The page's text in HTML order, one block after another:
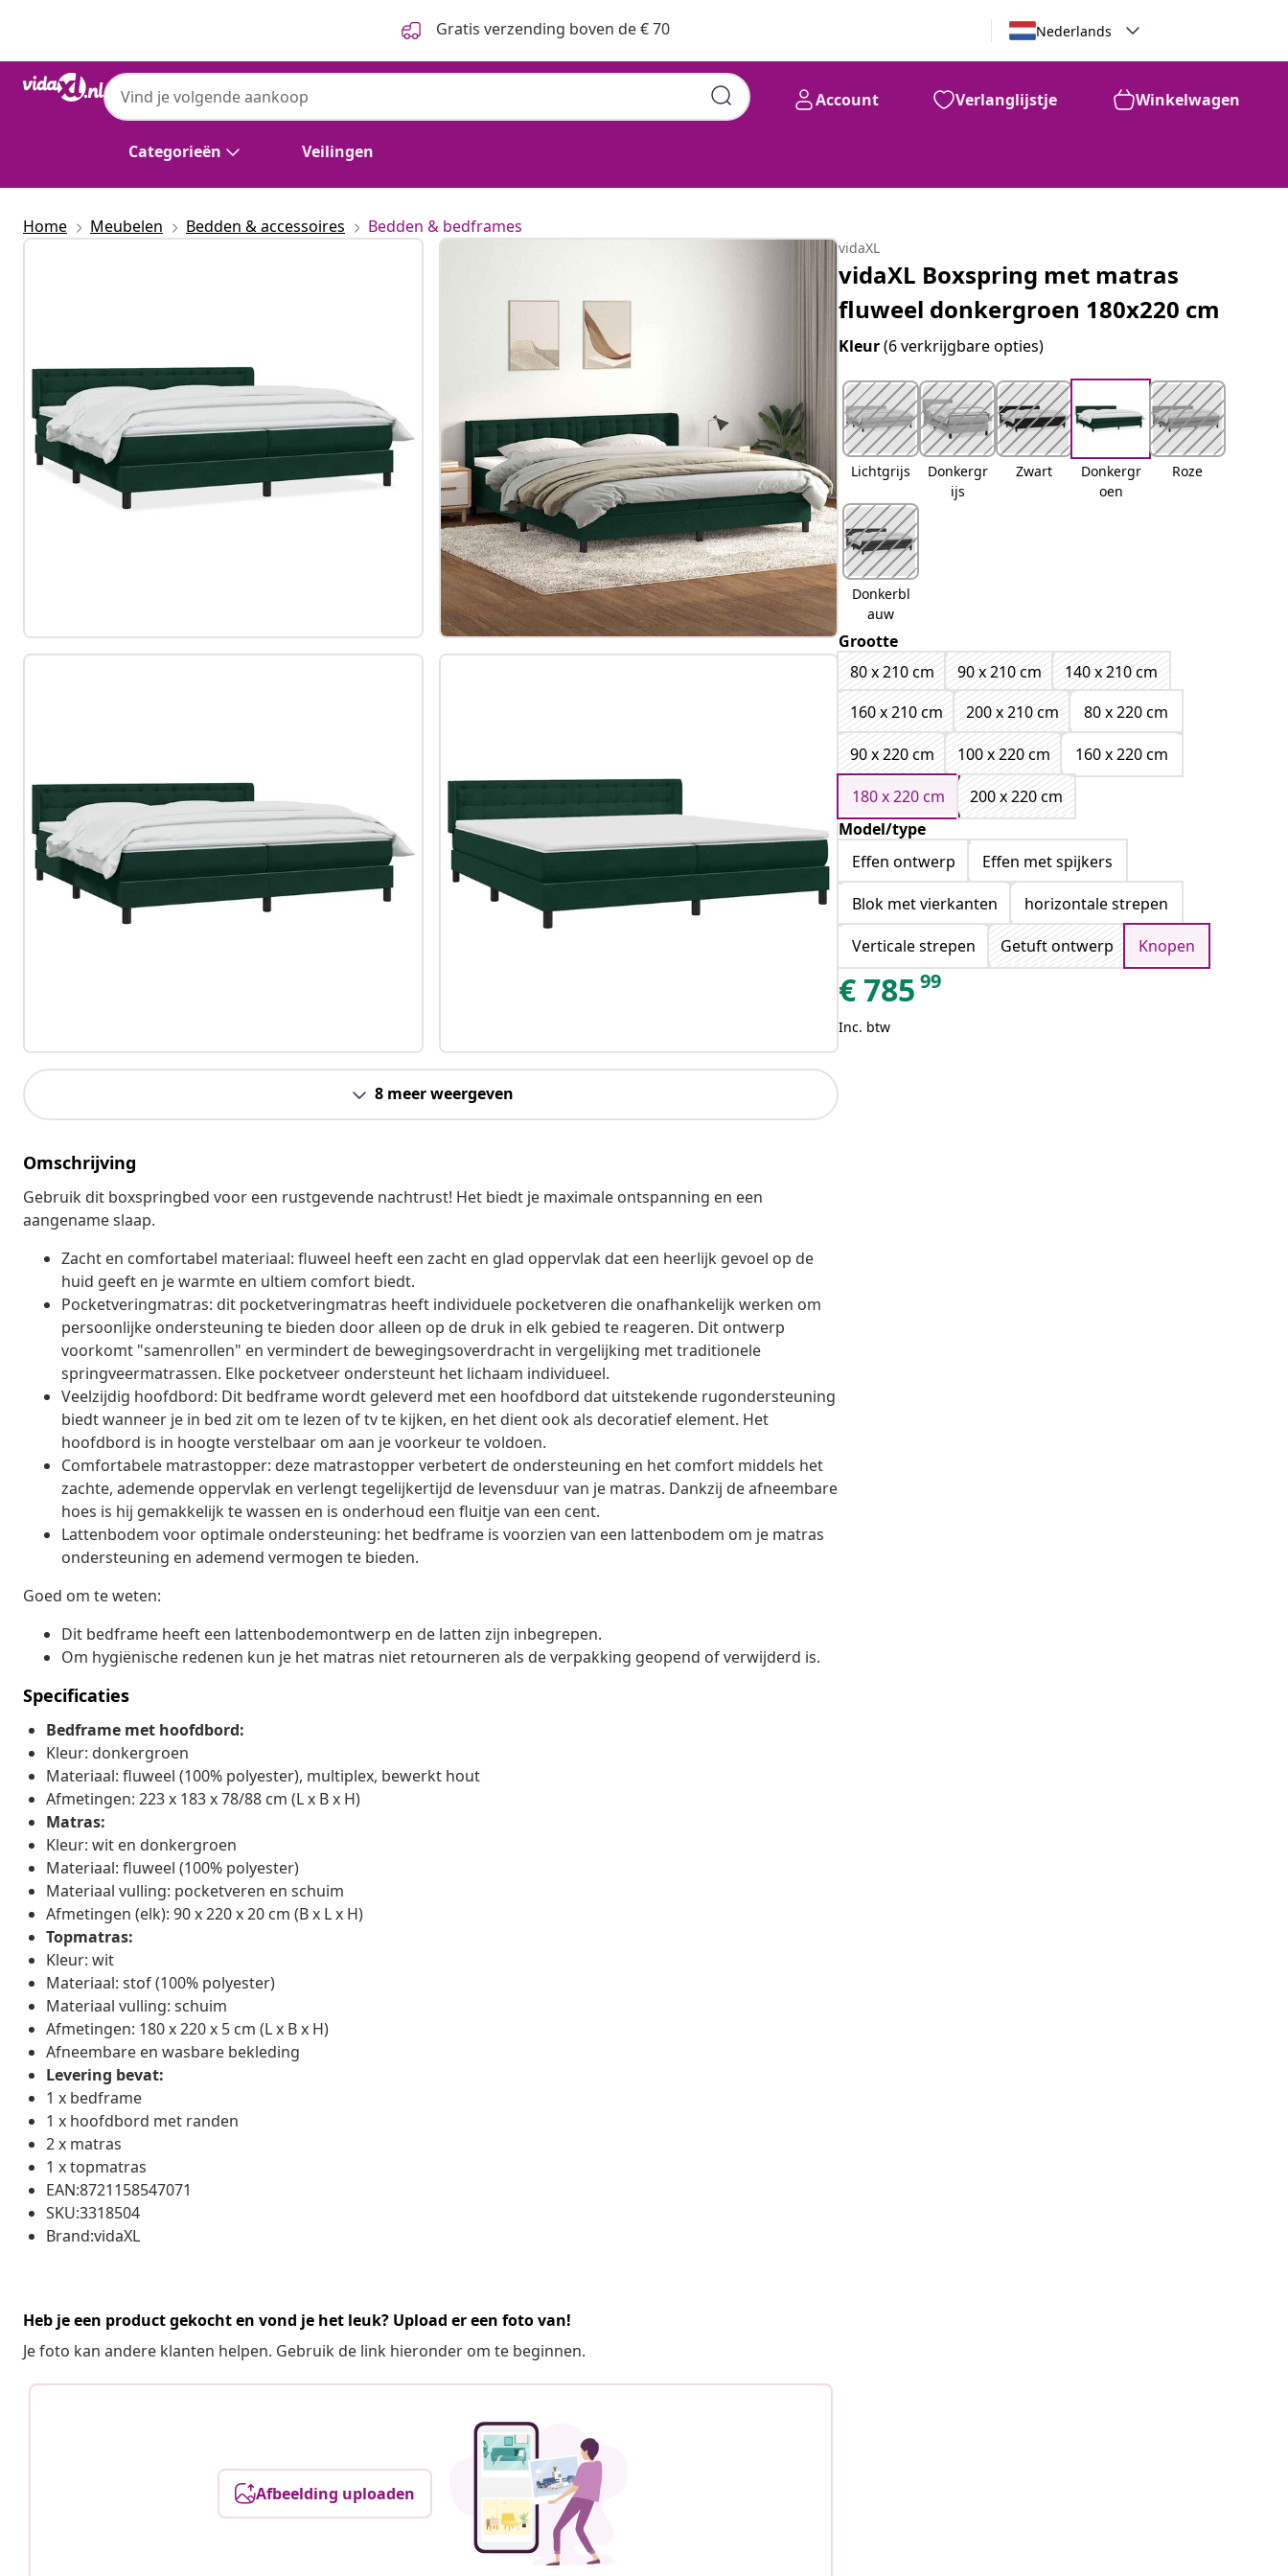
Gratis verzending boven de € 70 Nederlands
Categorieën Veilingen
Account Verlanglijstje Winkelwagen
Home Meubelen Bedden & accessoires Bedden & bedframes
8 meer weergeven
Omschrijving
Gebruik dit boxspringbed voor een rustgevende nachtrust! Het biedt je maximale ontspanning en een
aangename slaap.
Zacht en comfortabel materiaal: fluweel heeft een zacht en glad oppervlak dat een heerlijk gevoel op de
huid geeft en je warmte en ultiem comfort biedt.
Pocketveringmatras: dit pocketveringmatras heeft individuele pocketveren die onafhankelijk werken om
persoonlijke ondersteuning te bieden door alleen op de druk in elk gebied te reageren. Dit ontwerp
voorkomt "samenrollen" en vermindert de bewegingsoverdracht in vergelijking met traditionele
springveermatrassen. Elke pocketveer ondersteunt het lichaam individueel.
Veelzijdig hoofdbord: Dit bedframe wordt geleverd met een hoofdbord dat uitstekende rugondersteuning
biedt wanneer je in bed zit om te lezen of tv te kijken, en het dient ook als decoratief element. Het
hoofdbord is in hoogte verstelbaar om aan je voorkeur te voldoen.
Comfortabele matrastopper: deze matrastopper verbetert de ondersteuning en het comfort middels het
zachte, ademende oppervlak en verlengt tegelijkertijd de levensduur van je matras. Dankzij de afneembare
hoes is hij gemakkelijk te wassen en is onderhoud een fluitje van een cent.
Lattenbodem voor optimale ondersteuning: het bedframe is voorzien van een lattenbodem om je matras
ondersteuning en ademend vermogen te bieden.
Goed om te weten:
Dit bedframe heeft een lattenbodemontwerp en de latten zijn inbegrepen.
Om hygiënische redenen kun je het matras niet retourneren als de verpakking geopend of verwijderd is.
Specificaties
Bedframe met hoofdbord:
Kleur: donkergroen
Materiaal: fluweel (100% polyester), multiplex, bewerkt hout
Afmetingen: 223 x 183 x 78/88 cm (L x B x H)
Matras:
Kleur: wit en donkergroen
Materiaal: fluweel (100% polyester)
Materiaal vulling: pocketveren en schuim
Afmetingen (elk): 90 x 220 x 20 cm (B x L x H)
Topmatras:
Kleur: wit
Materiaal: stof (100% polyester)
Materiaal vulling: schuim
Afmetingen: 180 x 220 x 5 cm (L x B x H)
Afneembare en wasbare bekleding
Levering bevat:
1 x bedframe
1 x hoofdbord met randen
2 x matras
1 x topmatras
EAN:8721158547071
SKU:3318504
Brand:vidaXL
Heb je een product gekocht en vond je het leuk? Upload er een foto van!
Je foto kan andere klanten helpen. Gebruik de link hieronder om te beginnen.
Afbeelding uploaden
vidaXL
vidaXL Boxspring met matras
fluweel donkergroen 180x220 cm
Kleur(6 verkrijgbare opties)
Lichtgrijs
Donkergr
ijs
Zwart
Donkergr
oen
Roze
Donkerbl
auw
Grootte
80 x 210 cm
90 x 210 cm
140 x 210 cm
160 x 210 cm
200 x 210 cm
80 x 220 cm
90 x 220 cm
100 x 220 cm
160 x 220 cm
180 x 220 cm
200 x 220 cm
Model/type
Effen ontwerp
Effen met spijkers
Blok met vierkanten
horizontale strepen
Verticale strepen
Getuft ontwerp Knopen
€785 99
Inc. btw